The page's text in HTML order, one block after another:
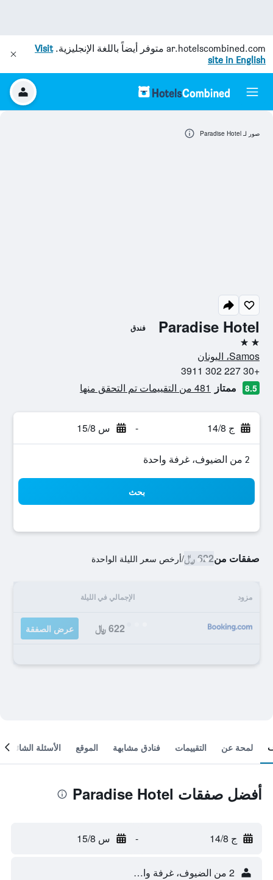
ar.hotelscombined.com متوفر أيضاً باللغة الإنجليزية.Visit
site in English
Paradise Hotel فندق
2 نجمتين
Samos، اليونان
+30 227 302 3911
8.5 ممتاز 481 من التقييمات تم التحقق منها
ج 14/8 - س 15/8
2 من الضيوف، غرفة واحدة
بحث
صفقات من622 ﷼ /أرخص سعر الليلة الواحدة
مزود الإجمالي في الليلة
622 ﷼ عرض الصفقة
صور لـ Paradise Hotel
لمحة عن التقييمات فنادق مشابهة الموقع الأسئلة الشائعة
أفضل صفقات Paradise Hotel
ج 14/8 - س 15/8
2 من الضيوف، غرفة واحدة